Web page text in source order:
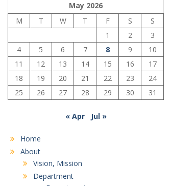
May 2026
M
T W T F S
S
1
2
3
4
5 6 7 8 9
10
11
12 13 14 15 16
17
18
19 20 21 22 23
24
25
26 27 28 29 30 31
« Apr Jul »
Home
About
Vision, Mission
Department